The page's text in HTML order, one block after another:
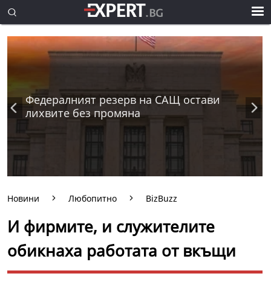
Федералният резерв на САЩ остави
лихвите без промяна
Новини Любопитно BizBuzz
И фирмите, и служителите
обикнаха работата от вкъщи